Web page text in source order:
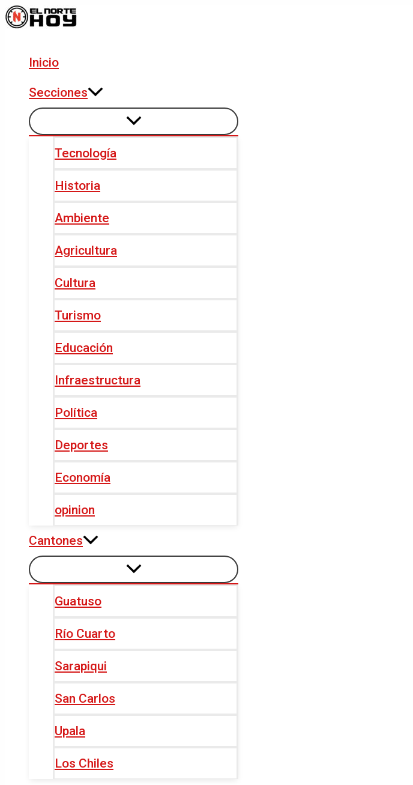
Ir
al
Inicio
Secciones
Tecnología
Historia
Ambiente
Agricultura
Cultura
Turismo
Educación
Infraestructura
Política
Deportes
Economía
opinion
Cantones
Guatuso
Río Cuarto
Sarapiqui
San Carlos
Upala
Los Chiles
Navegación
de